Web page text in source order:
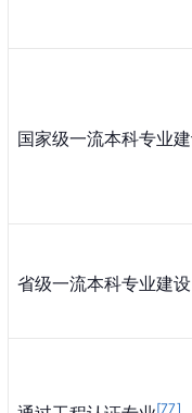
国家级一流本科专业
省级一流本科专业建
[77]